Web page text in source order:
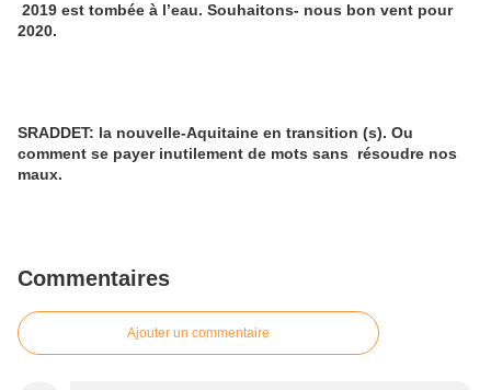
2019 est tombée à l’eau. Souhaitons- nous bon vent pour
2020.
SRADDET: la nouvelle-Aquitaine en transition (s). Ou
comment se payer inutilement de mots sans résoudre nos
maux.
Commentaires
Ajouter un commentaire